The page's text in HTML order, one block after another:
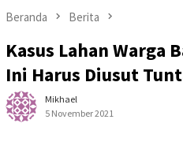
Beranda Berita
Kasus Lahan Warga
Ini Harus Diusut
Mikhael
5 November 2021